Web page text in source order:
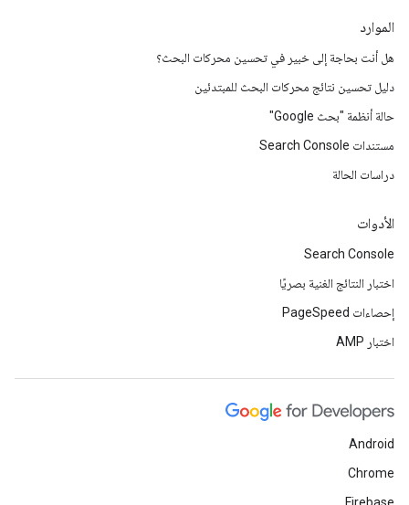
الموارد
هل أنت بحاجة إلى خبير في تحسين محركات البحث؟
دليل تحسين نتائج محركات البحث للمبتدئين
حالة أنظمة "بحث Google"
مستندات Search Console
دراسات الحالة
الأدوات
Search Console
اختبار النتائج الغنية بصريًا
إحصاءات PageSpeed
اختبار AMP
Android
Chrome